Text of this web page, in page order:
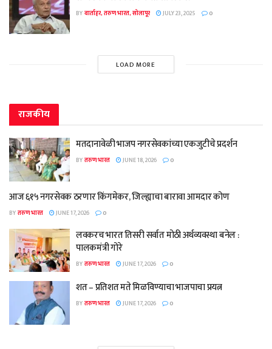
BYवार्ताहर, तरुण भारत, सोलापूर JULY 23, 2025 0
LOAD MORE
राजकीय
मतदानावेळी भाजप नगरसेवकांच्या एकजुटीचे प्रदर्शन
BYतरुण भारत JUNE 18, 2026 0
आज ६१५ नगरसेवक ठरणार किंगमेकर, जिल्ह्याचा बारावा आमदार कोण
BYतरुण भारत JUNE 17, 2026 0
लवकरच भारत तिसरी सर्वात मोठी अर्थव्यवस्था बनेल :
पालकमंत्री गोरे
BYतरुण भारत JUNE 17, 2026 0
शत – प्रतिशत मते मिळविण्याचा भाजपाचा प्रयत्न
BYतरुण भारत JUNE 17, 2026 0